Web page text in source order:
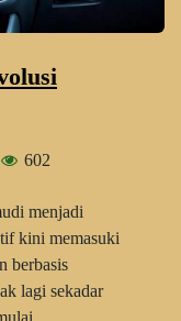
602
menjadi
kini memasuki
berbasis
lagi sekadar